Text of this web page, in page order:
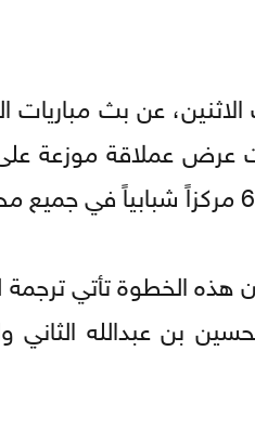
عن بث مباريات
عملاقة موزعة على
هذه الخطوة تأتي
بن عبدالله